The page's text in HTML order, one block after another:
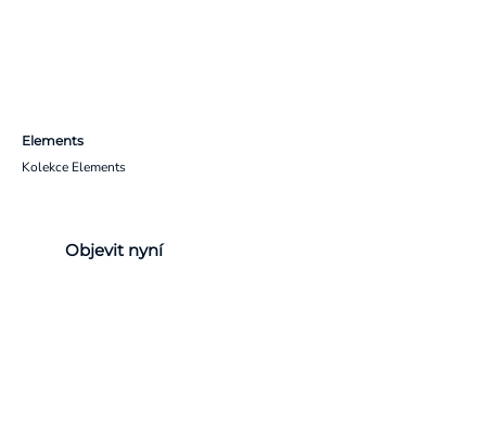
Elements
Kolekce Elements
Objevit nyní